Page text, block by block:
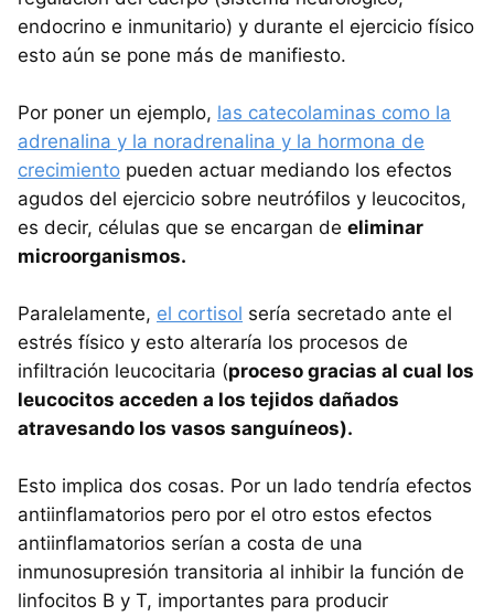
endocrino e inmunitario) y durante el ejercicio físico
esto aún se pone más de manifiesto.
Por poner un ejemplo, las catecolaminas como la
adrenalina y la noradrenalina y la hormona de
crecimiento pueden actuar mediando los efectos
agudos del ejercicio sobre neutrófilos y leucocitos,
es decir, células que se encargan de eliminar
microorganismos.
Paralelamente, el cortisol sería secretado ante el
estrés físico y esto alteraría los procesos de
infiltración leucocitaria (proceso gracias al cual los
leucocitos acceden a los tejidos dañados
atravesando los vasos sanguíneos).
Esto implica dos cosas. Por un lado tendría efectos
antiinflamatorios pero por el otro estos efectos
antiinflamatorios serían a costa de una
inmunosupresión transitoria al inhibir la función de
linfocitos B y T, importantes para producir